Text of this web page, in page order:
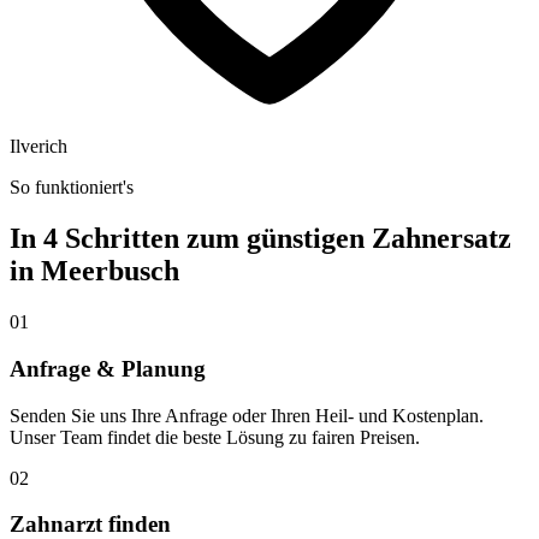
Ilverich
So funktioniert's
In 4 Schritten zum günstigen Zahnersatz
in Meerbusch
01
Anfrage & Planung
Senden Sie uns Ihre Anfrage oder Ihren Heil- und Kostenplan.
Unser Team findet die beste Lösung zu fairen Preisen.
02
Zahnarzt finden